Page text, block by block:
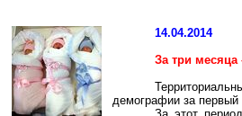
14.04.2014
За три
демографии за первый